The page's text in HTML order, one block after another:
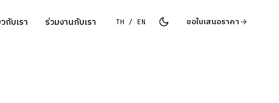
กับเรา ร่วมงานกับเรา TH / EN ขอใบเสนอราคา